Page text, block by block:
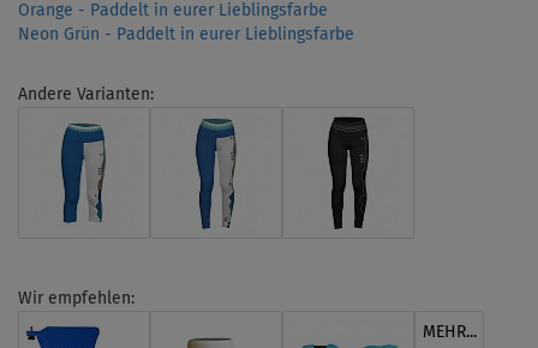
Orange - Paddelt in eurer Lieblingsfarbe
Neon Grün - Paddelt in eurer Lieblingsfarbe
Andere Varianten:
Wir empfehlen:
MEHR...